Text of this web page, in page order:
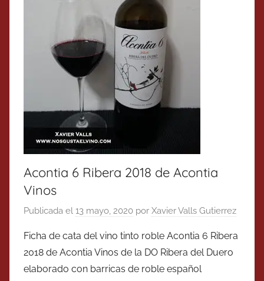
Acontia 6 Ribera 2018 de Acontia
Vinos
Publicada el 13 mayo, 2020 por Xavier Valls Gutierrez
Ficha de cata del vino tinto roble Acontia 6 Ribera
2018 de Acontia Vinos de la DO Ribera del Duero
elaborado con barricas de roble español